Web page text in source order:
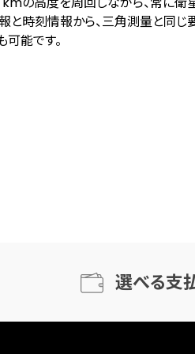
時刻情報から、三角測量と同じ
能です。
選べる支